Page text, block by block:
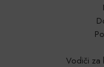
Vodiči za